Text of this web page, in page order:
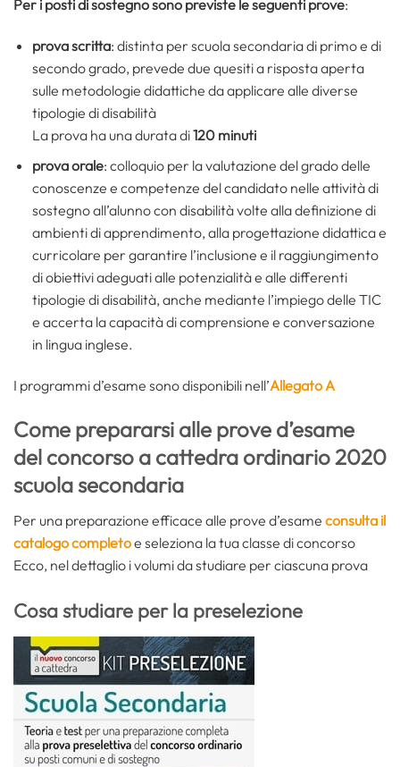
Per i posti di sostegno sono previste le seguenti prove:
prova scritta: distinta per scuola secondaria di primo e di
secondo grado, prevede due quesiti a risposta aperta
sulle metodologie didattiche da applicare alle diverse
tipologie di disabilità
La prova ha una durata di120 minuti
prova orale: colloquio per la valutazione del grado delle
conoscenze e competenze del candidato nelle attività di
sostegno all’alunno con disabilità volte alla definizione di
ambienti di apprendimento, alla progettazione didattica e
curricolare per garantire l’inclusione e il raggiungimento
di obiettivi adeguati alle potenzialità e alle differenti
tipologie di disabilità, anche mediante l’impiego delle TIC
e accerta la capacità di comprensione e conversazione
in lingua inglese.
I programmi d’esame sono disponibili nell’Allegato A
Come prepararsi alle prove d’esame
del concorso a cattedra ordinario 2020
scuola secondaria
Per una preparazione efficace alle prove d’esame consulta il
catalogo completoe seleziona la tua classe di concorso
Ecco, nel dettaglio i volumi da studiare per ciascuna prova
Cosa studiare per la preselezione